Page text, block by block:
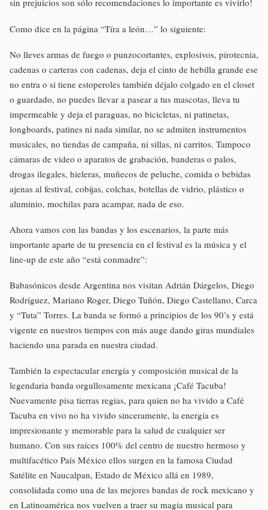
sin prejuicios son sólo recomendaciones lo importante es vivirlo!
Como dice en la página “Tíra a león…” lo siguiente:
No lleves armas de fuego o punzocortantes, explosivos, pirotecnia,
cadenas o carteras con cadenas, deja el cinto de hebilla grande ese
no entra o si tiene estoperoles también déjalo colgado en el closet
o guardado, no puedes llevar a pasear a tus mascotas, lleva tu
impermeable y deja el paraguas, no bicicletas, ni patinetas,
longboards, patines ni nada similar, no se admiten instrumentos
musicales, no tiendas de campaña, ni sillas, ni carritos. Tampoco
cámaras de video o aparatos de grabación, banderas o palos,
drogas ilegales, hieleras, muñecos de peluche, comida o bebidas
ajenas al festival, cobijas, colchas, botellas de vidrio, plástico o
aluminio, mochilas para acampar, nada de eso.
Ahora vamos con las bandas y los escenarios, la parte más
importante aparte de tu presencia en el festival es la música y el
line-up de este año “está conmadre”:
Babasónicos desde Argentina nos visitan Adrián Dárgelos, Diego
Rodríguez, Mariano Roger, Diego Tuñón, Diego Castellano, Carca
y “Tuta” Torres. La banda se formó a principios de los 90’s y está
vigente en nuestros tiempos con más auge dando giras mundiales
haciendo una parada en nuestra ciudad.
También la espectacular energía y composición musical de la
legendaria banda orgullosamente mexicana ¡Café Tacuba!
Nuevamente pisa tierras regias, para quien no ha vivido a Café
Tacuba en vivo no ha vivido sinceramente, la energía es
impresionante y memorable para la salud de cualquier ser
humano. Con sus raíces 100% del centro de nuestro hermoso y
multifacético País México ellos surgen en la famosa Ciudad
Satélite en Naucalpan, Estado de México allá en 1989,
consolidada como una de las mejores bandas de rock mexicano y
en Latinoamérica nos vuelven a traer su magia musical para